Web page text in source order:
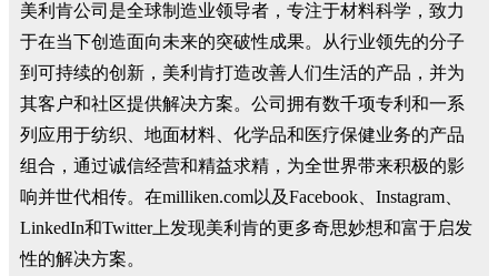
美利肯公司是全球制造业领导者，专注于材料科学，致力
于在当下创造面向未来的突破性成果。从行业领先的分子
到可持续的创新，美利肯打造改善人们生活的产品，并为
其客户和社区提供解决方案。公司拥有数千项专利和一系
列应用于纺织、地面材料、化学品和医疗保健业务的产品
组合，通过诚信经营和精益求精，为全世界带来积极的影
响并世代相传。在milliken.com以及Facebook、Instagram、
LinkedIn和Twitter上发现美利肯的更多奇思妙想和富于启发
性的解决方案。